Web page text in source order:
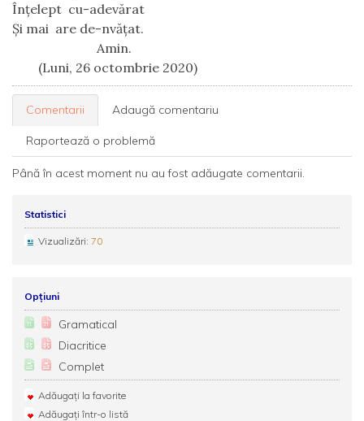
Înțelept  cu-adevărat
Și mai  are de-nvățat.
                          Amin.
        (Luni, 26 octombrie 2020)
Comentarii Adaugă comentariu
Raportează o problemă
Până în acest moment nu au fost adăugate comentarii.
Statistici
Vizualizări: 70
Opțiuni
Gramatical
Diacritice
Complet
Adăugați la favorite
Adăugați într-o listă